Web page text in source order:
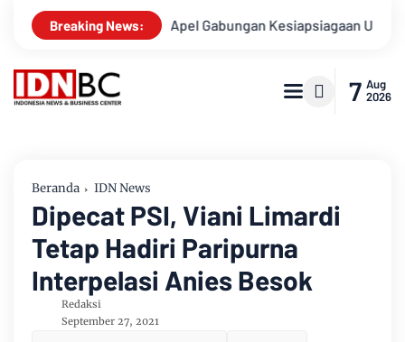
Breaking News:
Apel Gabungan Kesiapsiagaan Untuk Menanggulangi
7 Aug
2026
Beranda IDN News
Dipecat PSI, Viani Limardi
Tetap Hadiri Paripurna
Interpelasi Anies Besok
Redaksi
September 27, 2021